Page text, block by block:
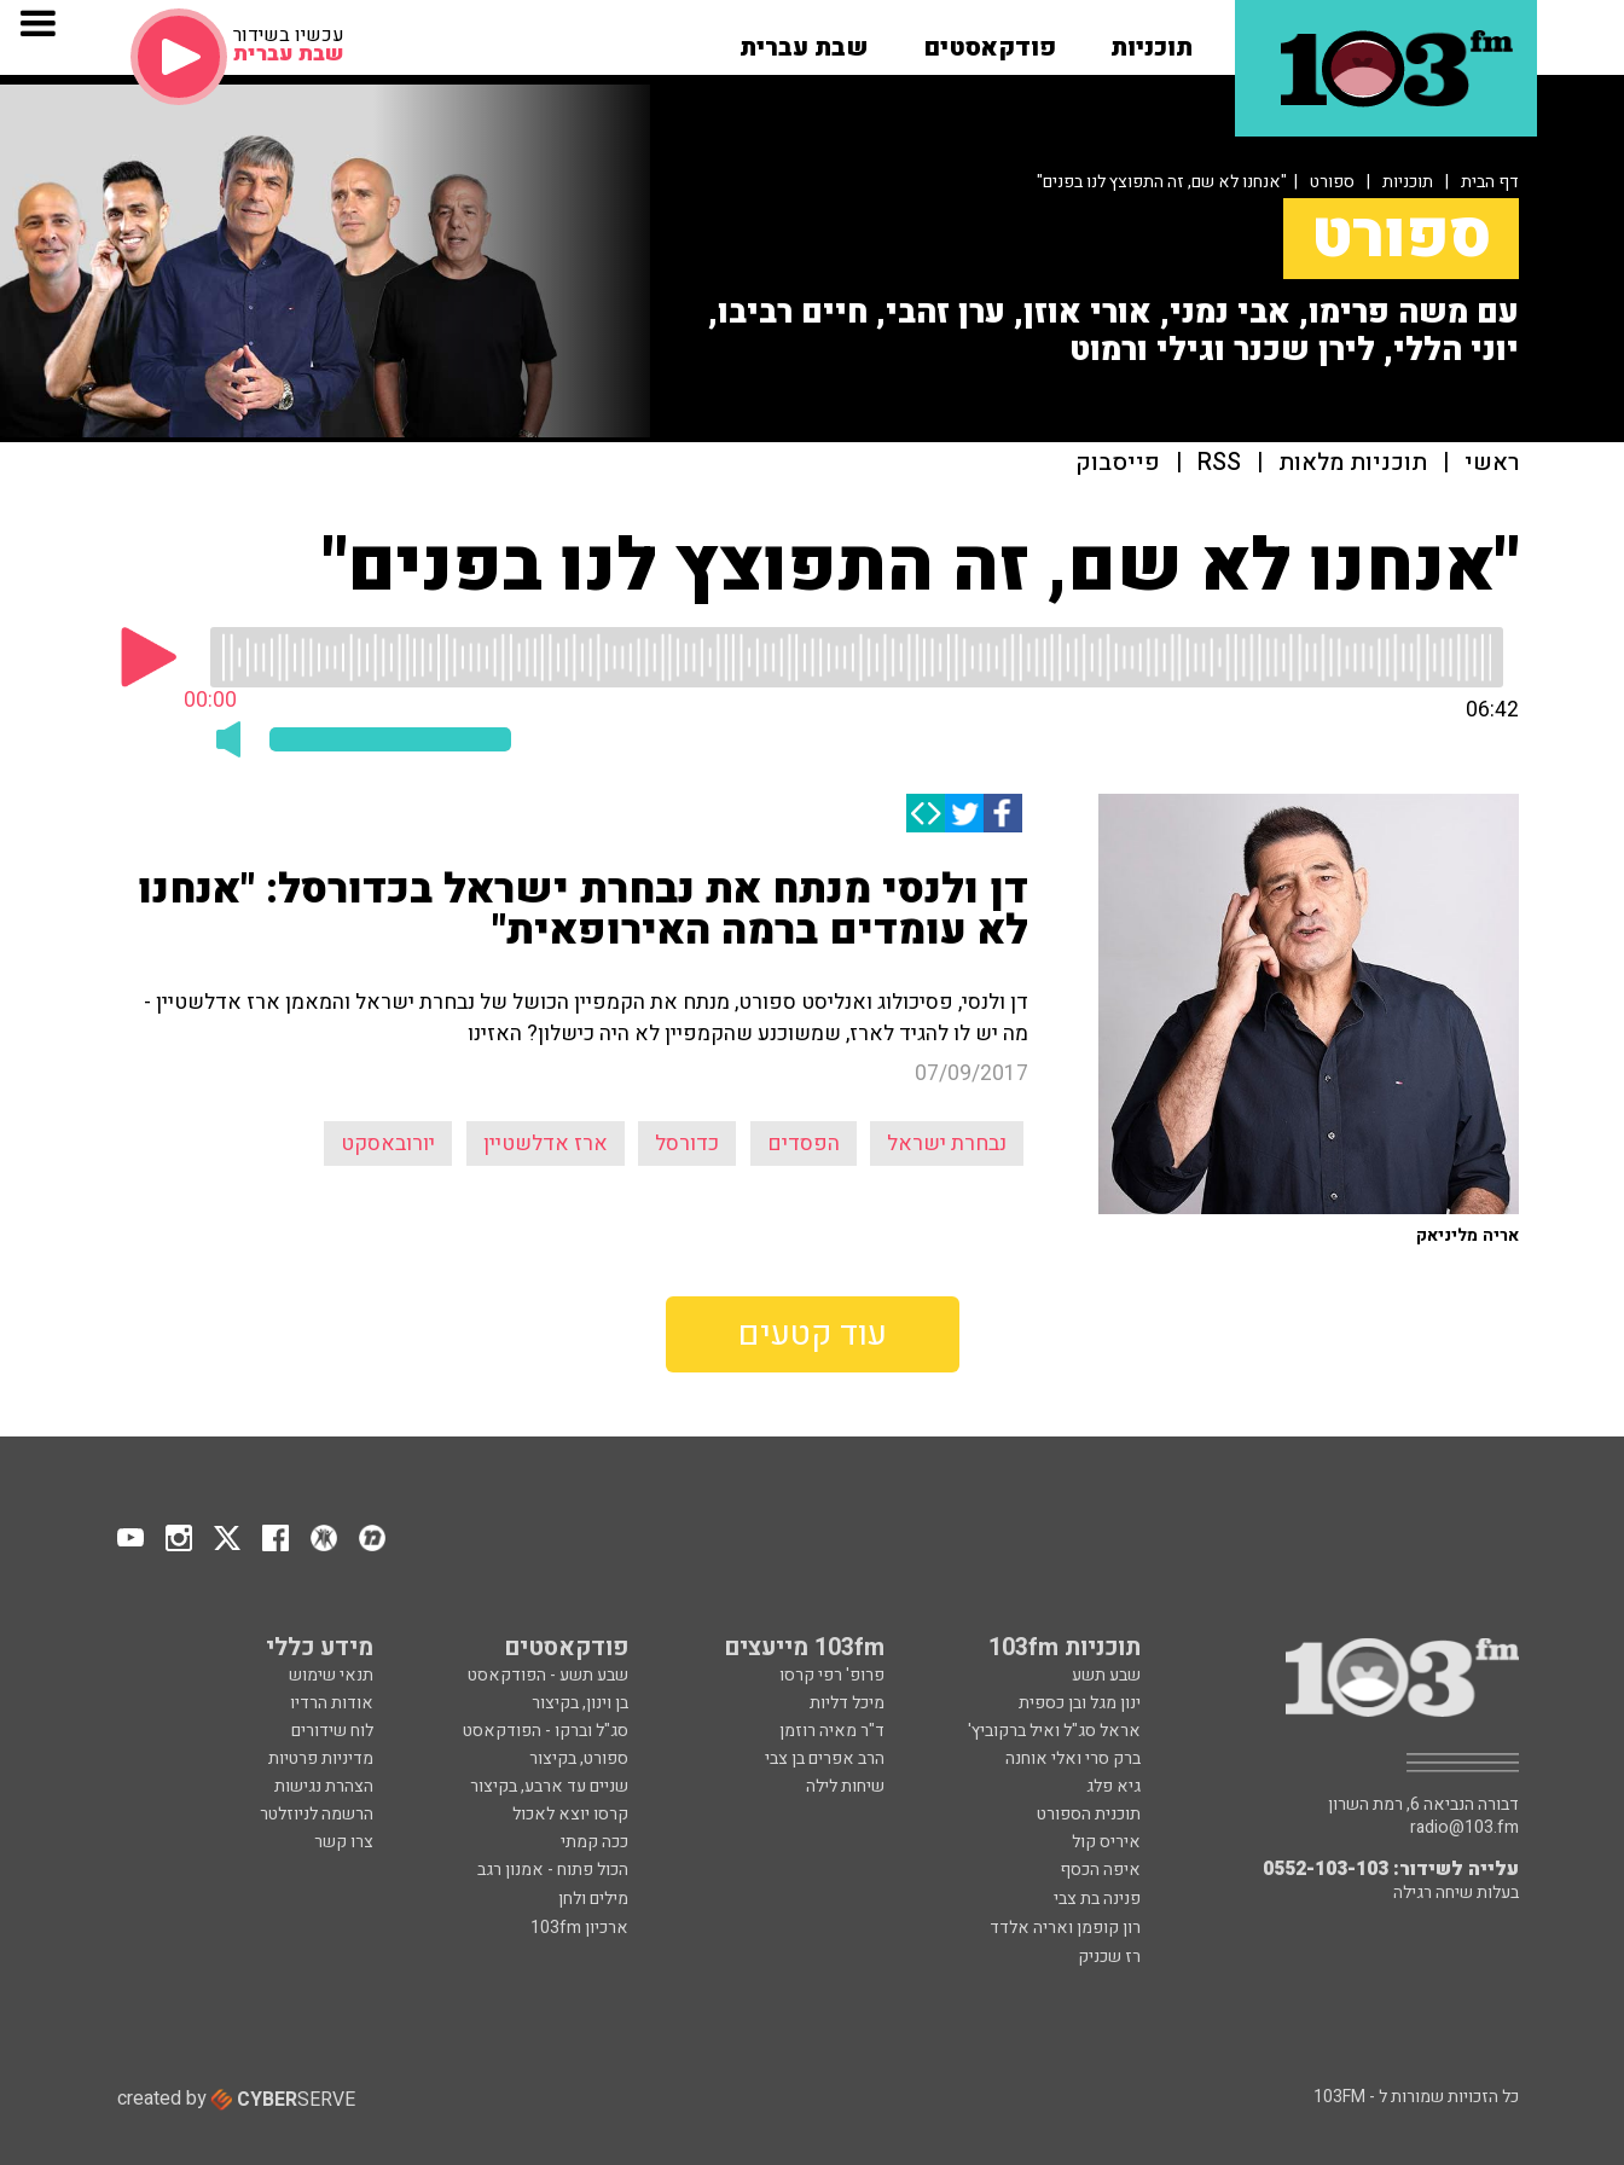
תוכניות פודקאסטים שבת עברית עכשיו בשידור
שבת עברית
דף הבית | תוכניות | ספורט | "אנחנו לא שם, זה התפוצץ לנו בפנים"
ספורט
עם משה פרימו, אבי נמני, אורי אוזן, ערן זהבי, חיים רביבו,
יוני הללי, לירן שכנר וגילי ורמוט
ראשי | תוכניות מלאות |
RSS
| פייסבוק
"אנחנו לא שם, זה התפוצץ לנו בפנים"
00:00 06:42
דן ולנסי מנתח את נבחרת ישראל בכדורסל: "אנחנו
לא עומדים ברמה האירופאית"
דן ולנסי, פסיכולוג ואנליסט ספורט, מנתח את הקמפיין הכושל של נבחרת ישראל והמאמן ארז אדלשטיין -
מה יש לו להגיד לארז, שמשוכנע שהקמפיין לא היה כישלון? האזינו
07/09/2017
נבחרת ישראל הפסדים כדורסל ארז אדלשטיין יורובאסקט
אריה מליניאק
עוד קטעים
תוכניות 103fm 103fm מייעצים פודקאסטים מידע כללי
שבע תשע פרופ' רפי קרסו שבע תשע - הפודקאסט
תנאי שימוש
ינון מגל ובן כספית
מיכל דליות בן וינון, בקיצור
אודות הרדיו
אראל סג"ל ואיל ברקוביץ'
ד"ר מאיה רוזמן סג"ל וברקו - הפודקאסט
לוח שידורים
ברק סרי ואלי אוחנה
הרב אפרים בן צבי ספורט, בקיצור
מדיניות פרטיות
גיא פלג
שיחות לילה שניים עד ארבע, בקיצור
הצהרת נגישות
תוכנית הספורט
קרסו יוצא לאכול
הרשמה לניוזלטר
איריס קול
ככה קמתי
צרו קשר
איפה הכסף
הכול פתוח - אמנון רגב
פנינה בת צבי
מילים ולחן
רון קופמן ואריה אלדד
ארכיון 103fm
רז שכניק
דבורה הנביאה 6, רמת השרון
radio@103.fm
עלייה לשידור: 0552-103-103
בעלות שיחה רגילה
כל הזכויות שמורות ל - 103FM created by CYBERSERVE